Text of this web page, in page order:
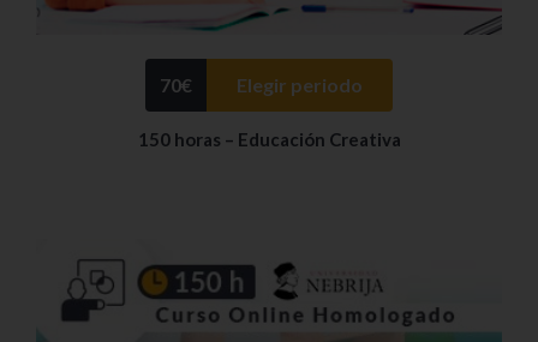
70€ Elegir periodo
150 horas – Educación Creativa